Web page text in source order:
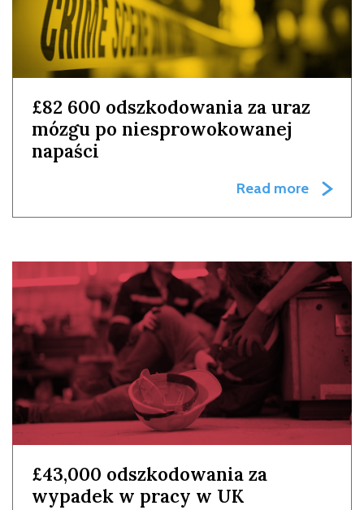
£82 600 odszkodowania za uraz
mózgu po niesprowokowanej
napaści
Read more
£43,000 odszkodowania za
wypadek w pracy w UK